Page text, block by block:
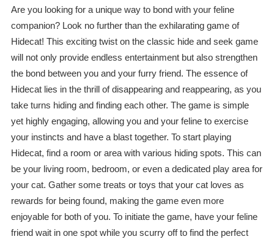
Are you looking for a unique way to bond with your feline
companion? Look no further than the exhilarating game of
Hidecat! This exciting twist on the classic hide and seek game
will not only provide endless entertainment but also strengthen
the bond between you and your furry friend. The essence of
Hidecat lies in the thrill of disappearing and reappearing, as you
take turns hiding and finding each other. The game is simple
yet highly engaging, allowing you and your feline to exercise
your instincts and have a blast together. To start playing
Hidecat, find a room or area with various hiding spots. This can
be your living room, bedroom, or even a dedicated play area for
your cat. Gather some treats or toys that your cat loves as
rewards for being found, making the game even more
enjoyable for both of you. To initiate the game, have your feline
friend wait in one spot while you scurry off to find the perfect